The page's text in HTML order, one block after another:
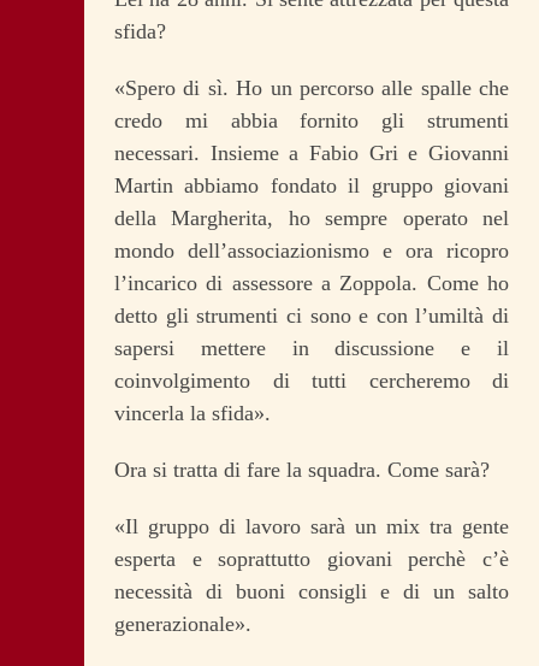
sfida?
«Spero di sì. Ho un percorso alle spalle che
credo mi abbia fornito gli strumenti
necessari. Insieme a Fabio Gri e Giovanni
Martin abbiamo fondato il gruppo giovani
della Margherita, ho sempre operato nel
mondo dell’associazionismo e ora ricopro
l’incarico di assessore a Zoppola. Come ho
detto gli strumenti ci sono e con l’umiltà di
sapersi mettere in discussione e il
coinvolgimento di tutti cercheremo di
vincerla la sfida».
Ora si tratta di fare la squadra. Come sarà?
«Il gruppo di lavoro sarà un mix tra gente
esperta e soprattutto giovani perchè c’è
necessità di buoni consigli e di un salto
generazionale».